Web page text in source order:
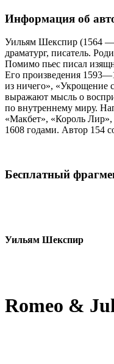
Информация об
Уильям Шекспир (1564 —
драматург, писатель.
Помимо пьес писал
Его произведения
из ничего», «Укрощение
выражают мысль о
по внутреннему миру.
«Макбет», «Король
1608 годами. Автор 154
Бесплатный
Уильям Шекспир
Romeo &